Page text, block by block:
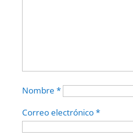
Nombre *
Correo electrónico*